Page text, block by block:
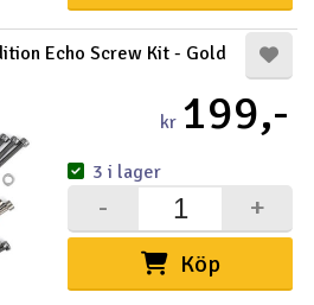
Echo Screw Kit - Gold
kr 199,-
Köp
+
-
3 i lager